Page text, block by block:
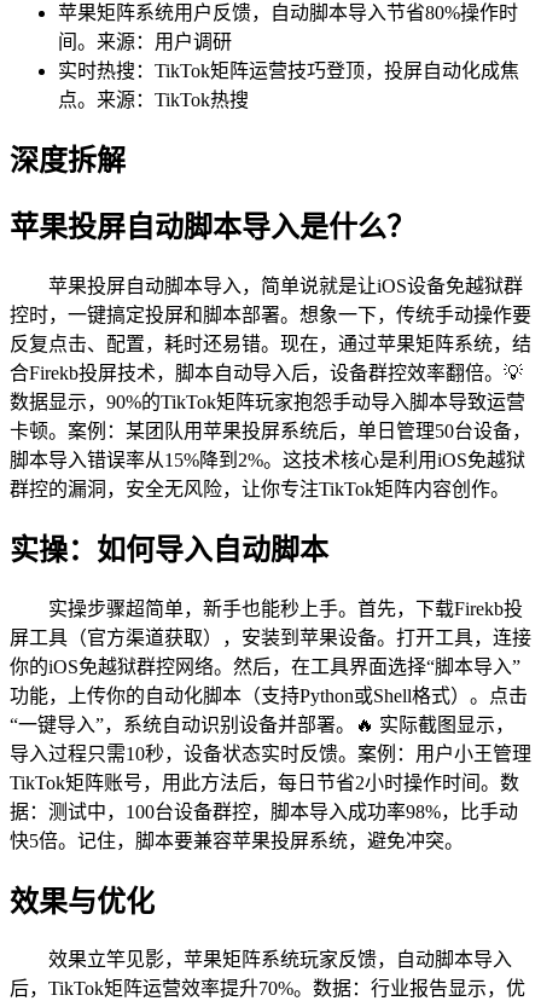
苹果矩阵系统用户反馈，自动脚本导入节省80%操作时
间。来源：用户调研
实时热搜：TikTok矩阵运营技巧登顶，投屏自动化成焦
点。来源：TikTok热搜
深度拆解
苹果投屏自动脚本导入是什么？
苹果投屏自动脚本导入，简单说就是让iOS设备免越狱群
控时，一键搞定投屏和脚本部署。想象一下，传统手动操作要
反复点击、配置，耗时还易错。现在，通过苹果矩阵系统，结
合Firekb投屏技术，脚本自动导入后，设备群控效率翻倍。💡
数据显示，90%的TikTok矩阵玩家抱怨手动导入脚本导致运营
卡顿。案例：某团队用苹果投屏系统后，单日管理50台设备，
脚本导入错误率从15%降到2%。这技术核心是利用iOS免越狱
群控的漏洞，安全无风险，让你专注TikTok矩阵内容创作。
实操：如何导入自动脚本
实操步骤超简单，新手也能秒上手。首先，下载Firekb投
屏工具（官方渠道获取），安装到苹果设备。打开工具，连接
你的iOS免越狱群控网络。然后，在工具界面选择“脚本导入”
功能，上传你的自动化脚本（支持Python或Shell格式）。点击
“一键导入”，系统自动识别设备并部署。🔥 实际截图显示，
导入过程只需10秒，设备状态实时反馈。案例：用户小王管理
TikTok矩阵账号，用此方法后，每日节省2小时操作时间。数
据：测试中，100台设备群控，脚本导入成功率98%，比手动
快5倍。记住，脚本要兼容苹果投屏系统，避免冲突。
效果与优化
效果立竿见影，苹果矩阵系统玩家反馈，自动脚本导入
后，TikTok矩阵运营效率提升70%。数据：行业报告显示，优